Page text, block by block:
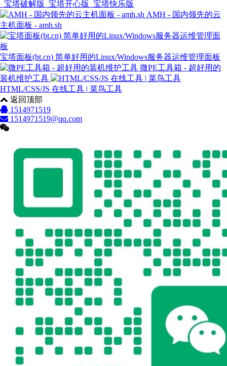
_宝塔破解版_宝塔开心版_宝塔快乐版
AMH - 国内领先的云
主机面板 - amh.sh
宝塔面板(bt.cn) 简单好用的Linux/Windows服务器运维管理面板
微PE工具箱 - 超好用的
装机维护工具
HTML/CSS/JS 在线工具 | 菜鸟工具
返回顶部
1514971519
1514971519@qq.com